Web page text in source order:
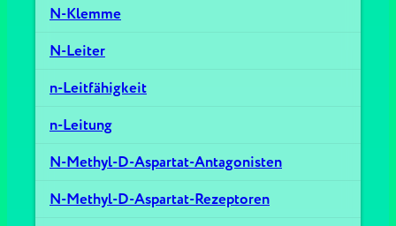
N-Klemme
N-Leiter
n-Leitfähigkeit
n-Leitung
N-Methyl-D-Aspartat-Antagonisten
N-Methyl-D-Aspartat-Rezeptoren